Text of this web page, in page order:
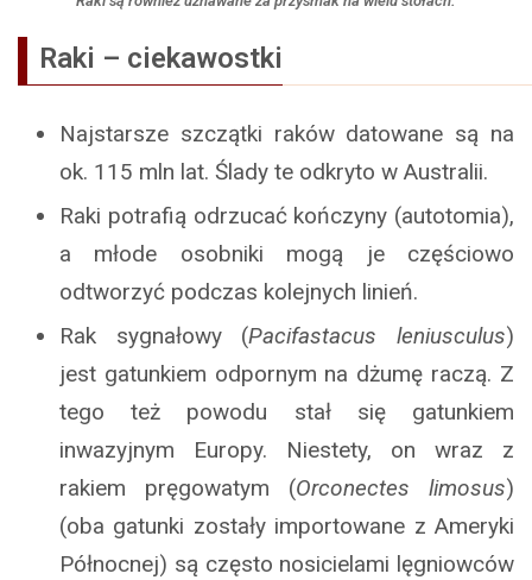
Raki – ciekawostki
Najstarsze szczątki raków datowane są na
ok. 115 mln lat. Ślady te odkryto w Australii.
Raki potrafią odrzucać kończyny (autotomia),
a młode osobniki mogą je częściowo
odtworzyć podczas kolejnych linień.
Rak sygnałowy (Pacifastacus leniusculus)
jest gatunkiem odpornym na dżumę raczą. Z
tego też powodu stał się gatunkiem
inwazyjnym Europy. Niestety, on wraz z
rakiem pręgowatym (Orconectes limosus)
(oba gatunki zostały importowane z Ameryki
Północnej) są często nosicielami lęgniowców